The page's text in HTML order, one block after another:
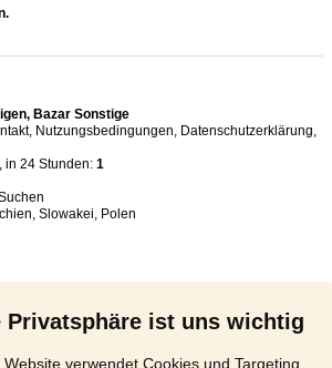
Privatsphäre ist uns wichtig
Website verwendet Cookies und Targeting
Bazar Sonstige
, Nutzungsbedingungen, Datenschutzerklärung,
, in 24 Stunden: 1
, Slowakei, Polen